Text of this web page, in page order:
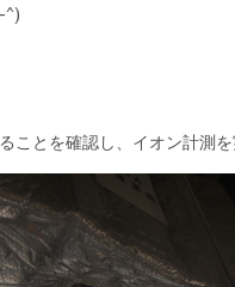
^)
ことを確認し、イオン計測を